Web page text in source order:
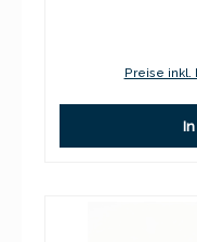
Preise inkl.